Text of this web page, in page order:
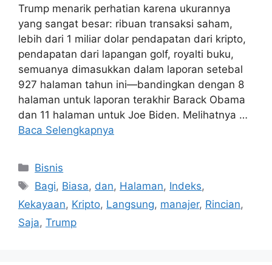
Trump menarik perhatian karena ukurannya
yang sangat besar: ribuan transaksi saham,
lebih dari 1 miliar dolar pendapatan dari kripto,
pendapatan dari lapangan golf, royalti buku,
semuanya dimasukkan dalam laporan setebal
927 halaman tahun ini—bandingkan dengan 8
halaman untuk laporan terakhir Barack Obama
dan 11 halaman untuk Joe Biden. Melihatnya …
Baca Selengkapnya
Kategori
Bisnis
Tag
Bagi, Biasa, dan, Halaman, Indeks,
Kekayaan, Kripto, Langsung, manajer, Rincian,
Saja, Trump